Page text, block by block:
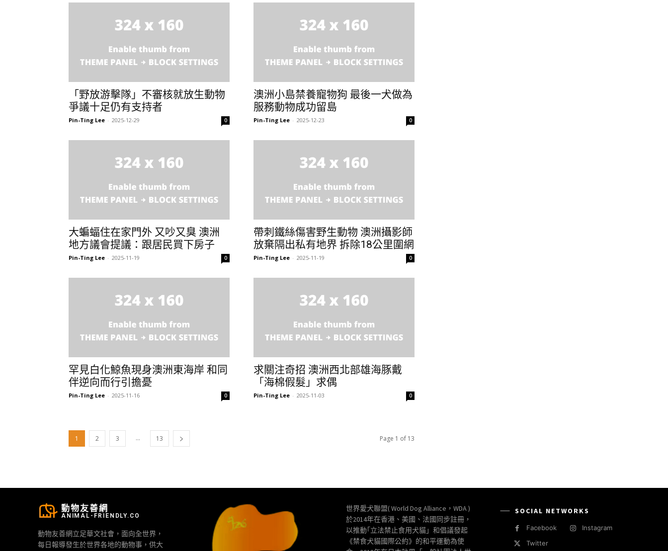
「野放游擊隊」不審核就放生動物
爭議十足仍有支持者
Pin-Ting Lee - 2025-12-29 0
澳洲小島禁養寵物狗 最後一犬做為
服務動物成功留島
Pin-Ting Lee - 2025-12-23 0
大蝙蝠住在家門外 又吵又臭 澳洲
地方議會提議：跟居民買下房子
Pin-Ting Lee - 2025-11-19 0
帶刺鐵絲傷害野生動物 澳洲攝影師
放棄隔出私有地界 拆除18公里圍網
Pin-Ting Lee - 2025-11-19 0
罕見白化鯨魚現身澳洲東海岸 和同
伴逆向而行引擔憂
Pin-Ting Lee - 2025-11-16 0
求關注奇招 澳洲西北部雄海豚戴
「海棉假髮」求偶
Pin-Ting Lee - 2025-11-03 0
1 2 3 ... 13 Page 1 of 13
動物友善網
ANIMAL-FRIENDLY.CO
動物友善網立足華文社會，面向全世界，
每日報導發生於世界各地的動物事，供大
世界愛犬聯盟( World Dog Alliance，WDA )
於2014年在香港、美國、法國同步註冊，
以推動｢立法禁止食用犬貓」和倡議發起
《禁食犬貓國際公約》的和平運動為使
SOCIAL NETWORKS
Facebook
Instagram
Twitter